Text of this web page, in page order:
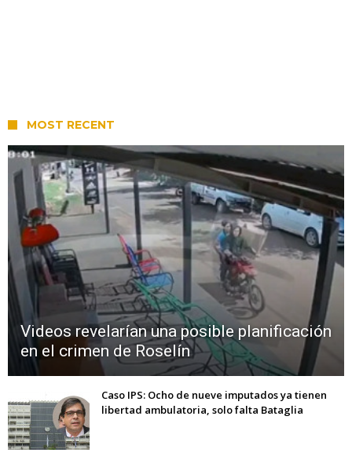
MOST RECENT
Videos revelarían una posible planificación
en el crimen de Roselín
Caso IPS: Ocho de nueve imputados ya tienen
libertad ambulatoria, solo falta Bataglia